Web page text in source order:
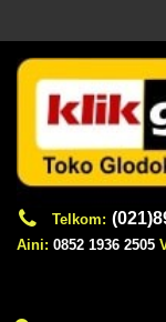
Telkom:
Aini: 0852 1936 2505